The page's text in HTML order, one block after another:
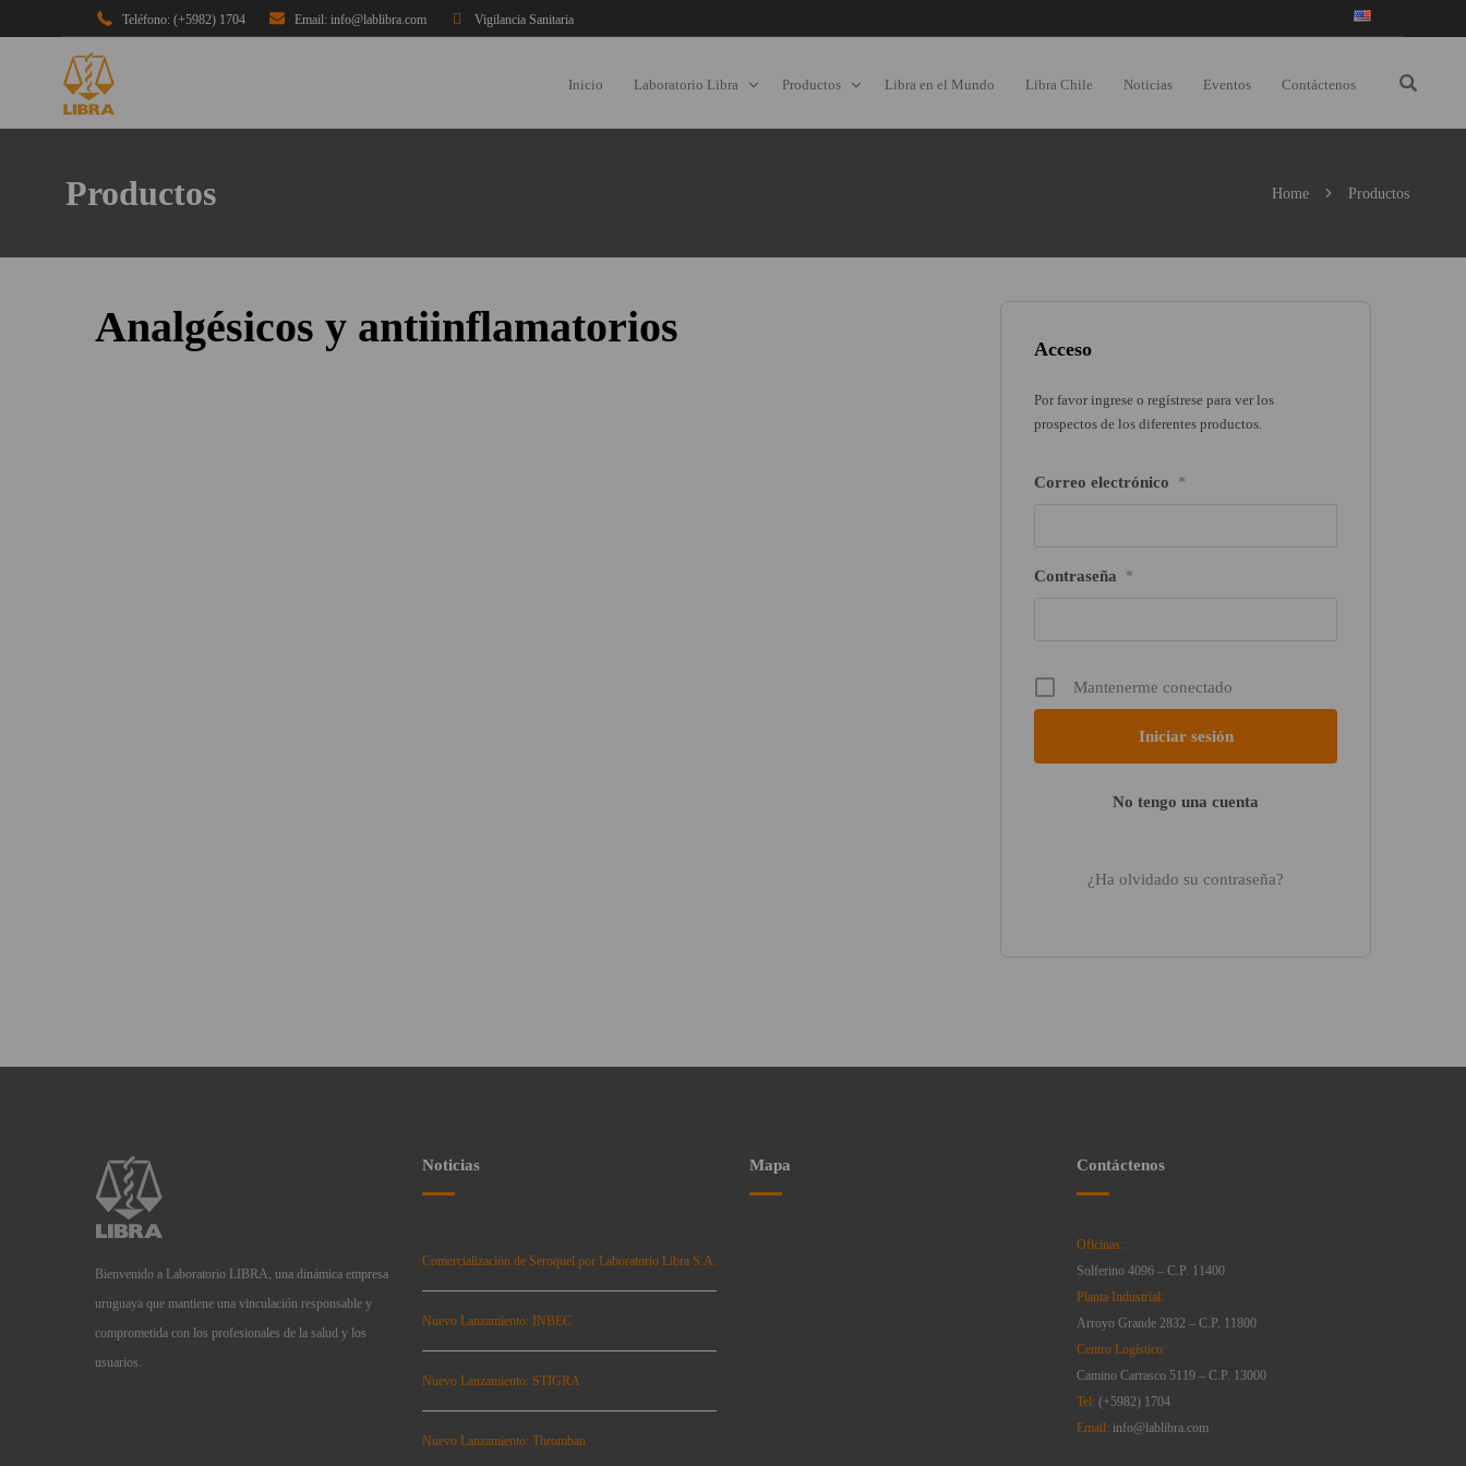
Teléfono: (+5982) 1704 Email: info@lablibra.com Vigilancia Sanitaria
Inicio Laboratorio Libra Productos Libra en el Mundo Libra Chile Noticias Eventos Contáctenos
Productos Home Productos
Acceso
Por favor ingrese o regístrese para ver los
prospectos de los diferentes productos.
Correo electrónico *
Contraseña *
Mantenerme conectado
No tengo una cuenta
¿Ha olvidado su contraseña?
Analgésicos y antiinflamatorios
Bienvenido a Laboratorio LIBRA, una dinámica empresa
uruguaya que mantiene una vinculación responsable y
comprometida con los profesionales de la salud y los
usuarios.
Noticias
Comercialización de Seroquel por Laboratorio Libra S.A.
Nuevo Lanzamiento: INBEC
Nuevo Lanzamiento: STIGRA
Nuevo Lanzamiento: Thromban
Mapa Contáctenos
Oficinas:
Solferino 4096 – C.P. 11400
Planta Industrial:
Arroyo Grande 2832 – C.P. 11800
Centro Logístico:
Camino Carrasco 5119 – C.P. 13000
Tel: (+5982) 1704
Email: info@lablibra.com